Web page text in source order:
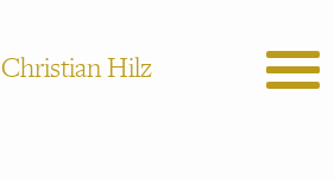
Christian Hilz